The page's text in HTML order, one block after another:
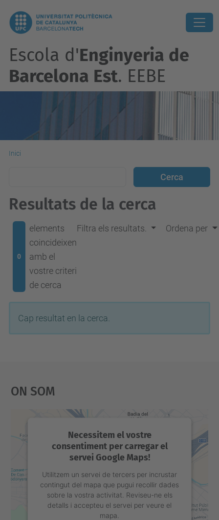
Escola d'Enginyeria de
Barcelona Est. EEBE
Inici
Resultats de la cerca
0
elements
coincideixen
amb el
vostre criteri
de cerca
Filtra els resultats. Ordena per
Cap resultat en la cerca.
On Som
Necessitem el vostre
consentiment per carregar el
servei Google Maps!
Utilitzem un servei de tercers per incrustar
contingut del mapa que pugui recollir dades
sobre la vostra activitat. Reviseu-ne els
detalls i accepteu el servei per veure el
mapa.